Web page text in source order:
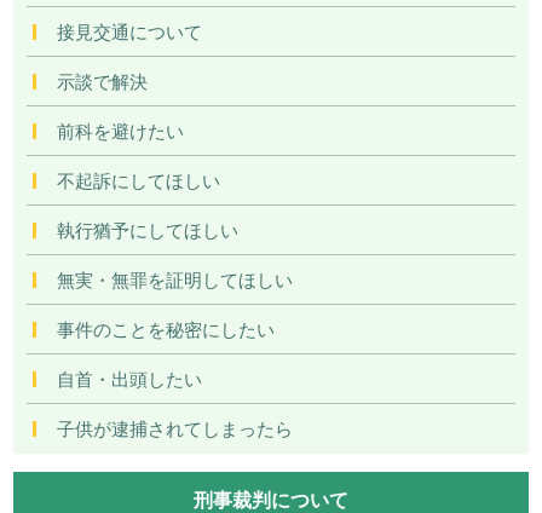
接見交通について
示談で解決
前科を避けたい
不起訴にしてほしい
執行猶予にしてほしい
無実・無罪を証明してほしい
事件のことを秘密にしたい
自首・出頭したい
子供が逮捕されてしまったら
刑事裁判について